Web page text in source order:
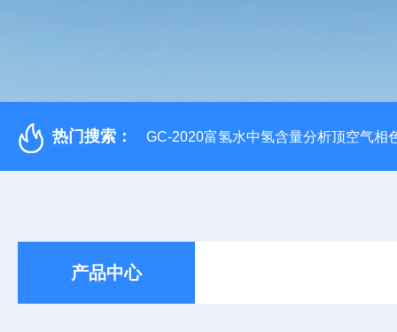
热门搜索： GC-2020富氢水中氢含量分析顶空气相
产品中心